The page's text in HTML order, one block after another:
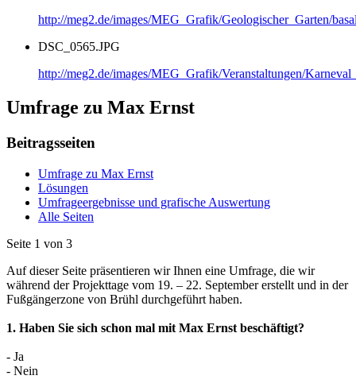
http://meg2.de/images/MEG_Grafik/Geologischer_Garten/
DSC_0565.JPG
http://meg2.de/images/MEG_Grafik/Veranstaltungen/
Umfrage zu Max Ernst
Beitragsseiten
Umfrage zu Max Ernst
Lösungen
Umfrageergebnisse und grafische Auswertung
Alle Seiten
Seite 1 von 3
Auf dieser Seite präsentieren wir Ihnen eine Umfrage, die wir
während der Projekttage vom 19. – 22. September erstellt und in der
Fußgängerzone von Brühl durchgeführt haben.
1. Haben Sie sich schon mal mit Max Ernst beschäftigt?
- Ja
- Nein